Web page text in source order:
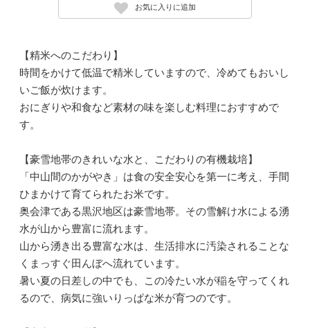
お気に入りに追加
【精米へのこだわり】
時間をかけて低温で精米していますので、冷めてもおいし
いご飯が炊けます。
おにぎりや和食など素材の味を楽しむ料理におすすめで
す。
【豪雪地帯のきれいな水と、こだわりの有機栽培】
「中山間のかがやき」は食の安全安心を第一に考え、手間
ひまかけて育てられたお米です。
奥会津である黒沢地区は豪雪地帯。その雪解け水による湧
水が山から豊富に流れます。
山から湧き出る豊富な水は、生活排水に汚染されることな
くまっすぐ田んぼへ流れています。
暑い夏の日差しの中でも、この冷たい水が稲を守ってくれ
るので、病気に強いりっぱな米が育つのです。